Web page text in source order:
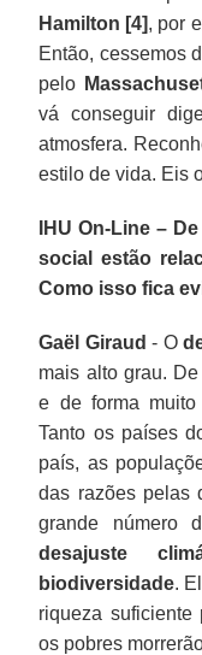
Hamilton [4], por
Então, cessemos
pelo
vá conseguir
atmosfera.
estilo de vida. Eis
IHU On-Line –
social estão
Como isso fica
Gaël Giraud - O
mais alto grau.
e de forma
Tanto os países
país, as
das razões pelas
grande número
desajuste
biodiversidade.
riqueza suficiente
os pobres